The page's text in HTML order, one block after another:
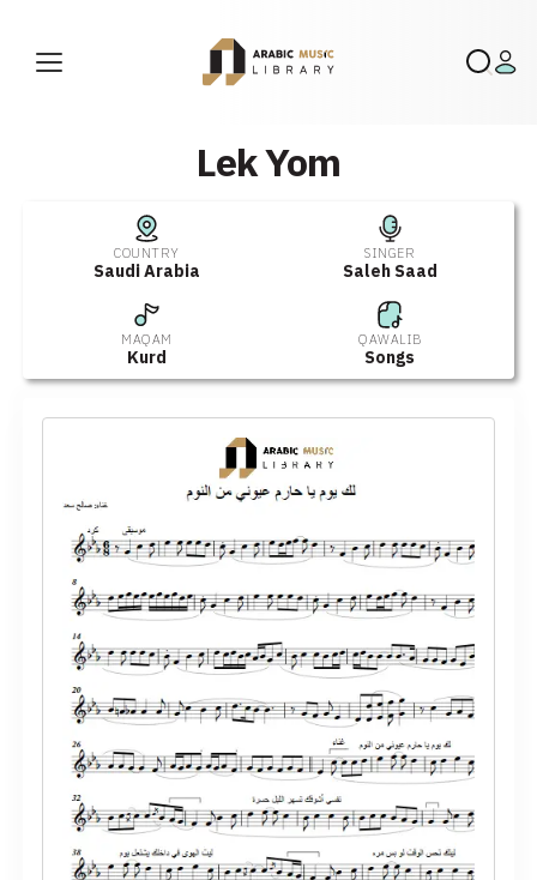
Lek Yom
COUNTRY
Saudi Arabia
SINGER
Saleh Saad
MAQAM
Kurd
QAWALIB
Songs